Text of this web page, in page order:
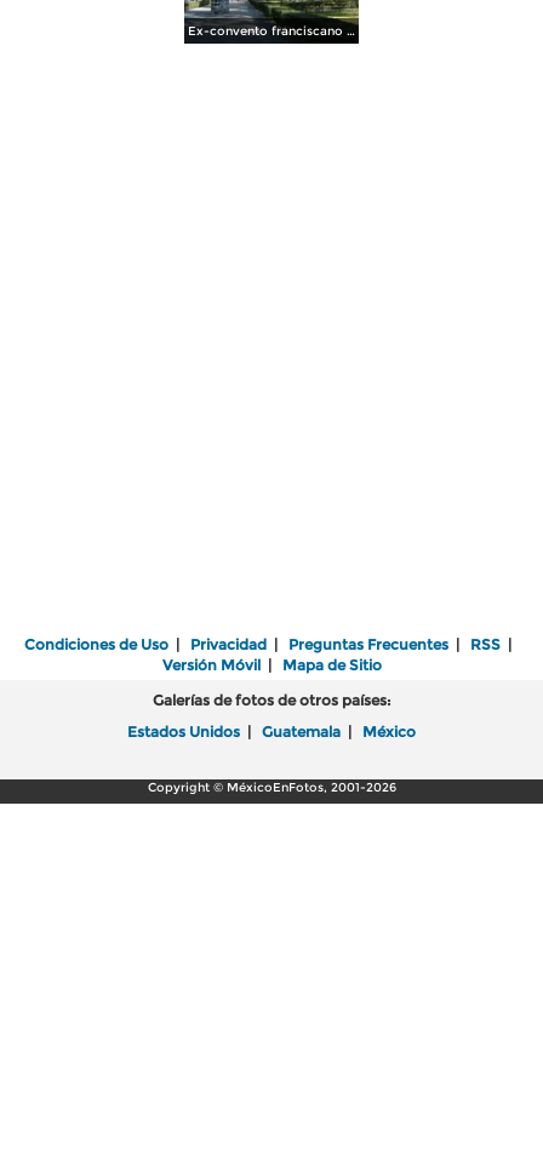
Ex-convento franciscano de San Miguel. Huejotzingo, Puebla
Condiciones de Uso | Privacidad | Preguntas Frecuentes | RSS |
Versión Móvil| Mapa de Sitio
Galerías de fotos de otros países:
Estados Unidos | Guatemala | México
Copyright © MéxicoEnFotos, 2001-2026